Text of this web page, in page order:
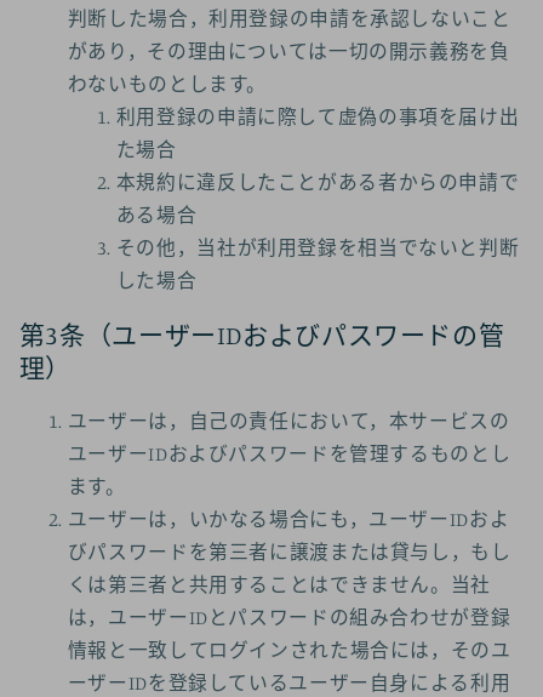
判断した場合，利用登録の申請を承認しないこと
があり，その理由については一切の開示義務を負
わないものとします。
利用登録の申請に際して虚偽の事項を届け出
た場合
本規約に違反したことがある者からの申請で
ある場合
その他，当社が利用登録を相当でないと判断
した場合
第3条（ユーザーIDおよびパスワードの管
理）
ユーザーは，自己の責任において，本サービスの
ユーザーIDおよびパスワードを管理するものとし
ます。
ユーザーは，いかなる場合にも，ユーザーIDおよ
びパスワードを第三者に譲渡または貸与し，もし
くは第三者と共用することはできません。当社
は，ユーザーIDとパスワードの組み合わせが登録
情報と一致してログインされた場合には，そのユ
ーザーIDを登録しているユーザー自身による利用